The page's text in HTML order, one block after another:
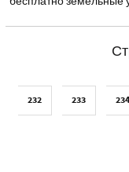
232 233 234